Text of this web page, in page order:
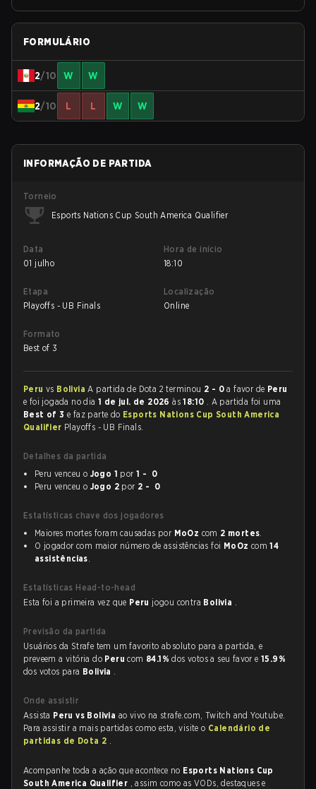
FORMULÁRIO
2/10 W W
2/10 L L W W
INFORMAÇÃO DE PARTIDA
Torneio
Esports Nations Cup South America Qualifier
Data
01 julho
Hora de início
18:10
Etapa
Playoffs - UB Finals
Localização
Online
Formato
Best of 3
Peru vs BoliviaA partida de Dota 2 terminou 2 - 0 a favor de Peru
e foi jogada no dia 1 de jul. de 2026às18:10 . A partida foi uma
Best of 3 e faz parte do Esports Nations Cup South America
Qualifier Playoffs - UB Finals.
Detalhes da partida
Peru venceu o Jogo 1 por1 - 0
Peru venceu o Jogo 2 por 2 - 0
Estatísticas chave dos jogadores
Maiores mortes foram causadas por MoOz com 2 mortes.
O jogador com maior número de assistências foi MoOz com14
assistências.
Estatísticas Head-to-head
Esta foi a primeira vez que Peru jogou contra Bolivia .
Previsão da partida
Usuários da Strafe tem um favorito absoluto para a partida, e
preveem a vitória do Perucom 84.1%dos votos a seu favor e15.9%
dos votos para Bolivia .
Onde assistir
Assista Peru vs Bolivia ao vivo na strafe.com, Twitch and Youtube.
Para assistir a mais partidas como esta, visite o Calendário de
partidas de Dota 2 .
Acompanhe toda a ação que acontece no Esports Nations Cup
South America Qualifier , assim como as VODs, destaques e